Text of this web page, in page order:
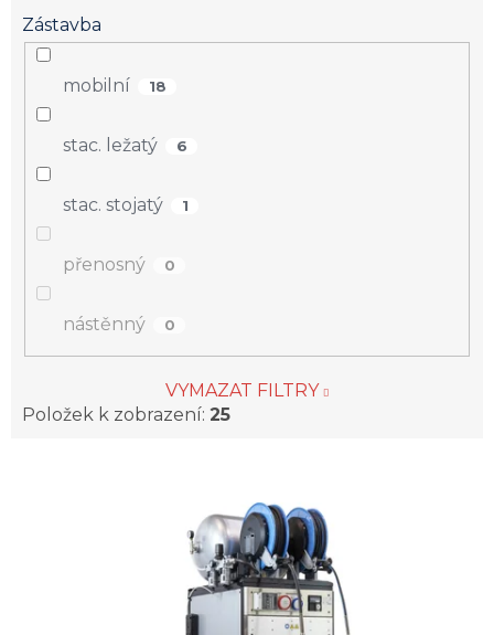
Zástavba
mobilní 18
stac. ležatý 6
stac. stojatý 1
přenosný 0
nástěnný 0
VYMAZAT FILTRY
Položek k zobrazení: 25